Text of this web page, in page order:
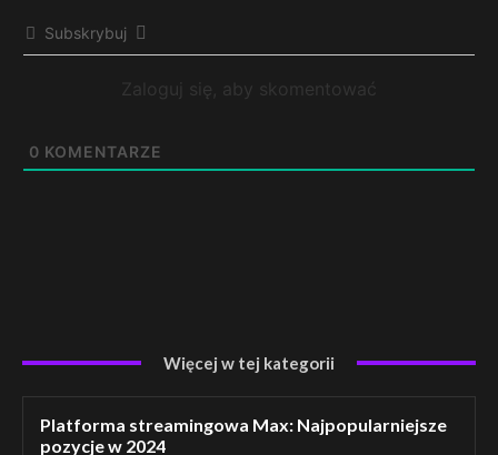
Subskrybuj
Zaloguj się, aby skomentować
0 KOMENTARZE
Więcej w tej kategorii
Platforma streamingowa Max: Najpopularniejsze
pozycje w 2024